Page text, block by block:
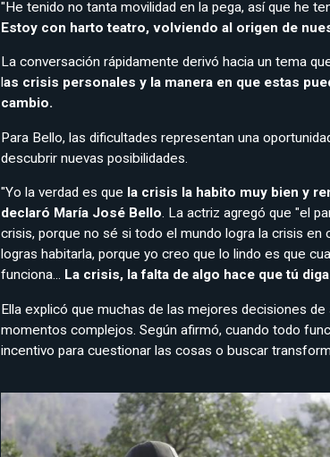
"He tenido no tanta movilidad en la pega, así que he
Estoy con harto teatro, volviendo al origen de
La conversación rápidamente derivó hacia un tema
as crisis personales y la manera en que estas
cambio.
Para Bello, las dificultades representan una
descubrir nuevas posibilidades.
"Yo la verdad es que la crisis la habito muy bien y
declaró María José Bello. La actriz agregó que "el
crisis, porque no sé si todo el mundo logra la crisis en
logras habitarla, porque yo creo que lo lindo es que
funciona... La crisis, la falta de algo hace que tú
Ella explicó que muchas de las mejores decisiones
momentos complejos. Según afirmó, cuando todo
incentivo para cuestionar las cosas o buscar